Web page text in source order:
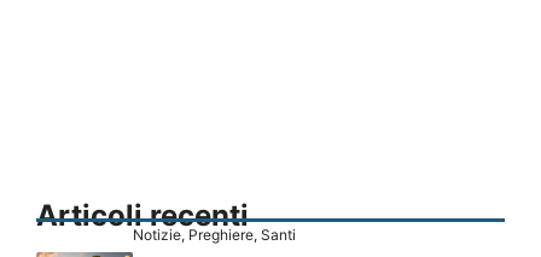
Articoli recenti
Notizie, Preghiere, Santi